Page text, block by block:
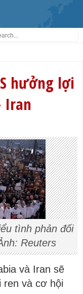
hưởng lợi
Iran
tình phản đối
Reuters
và Iran sẽ
ren và cơ hội